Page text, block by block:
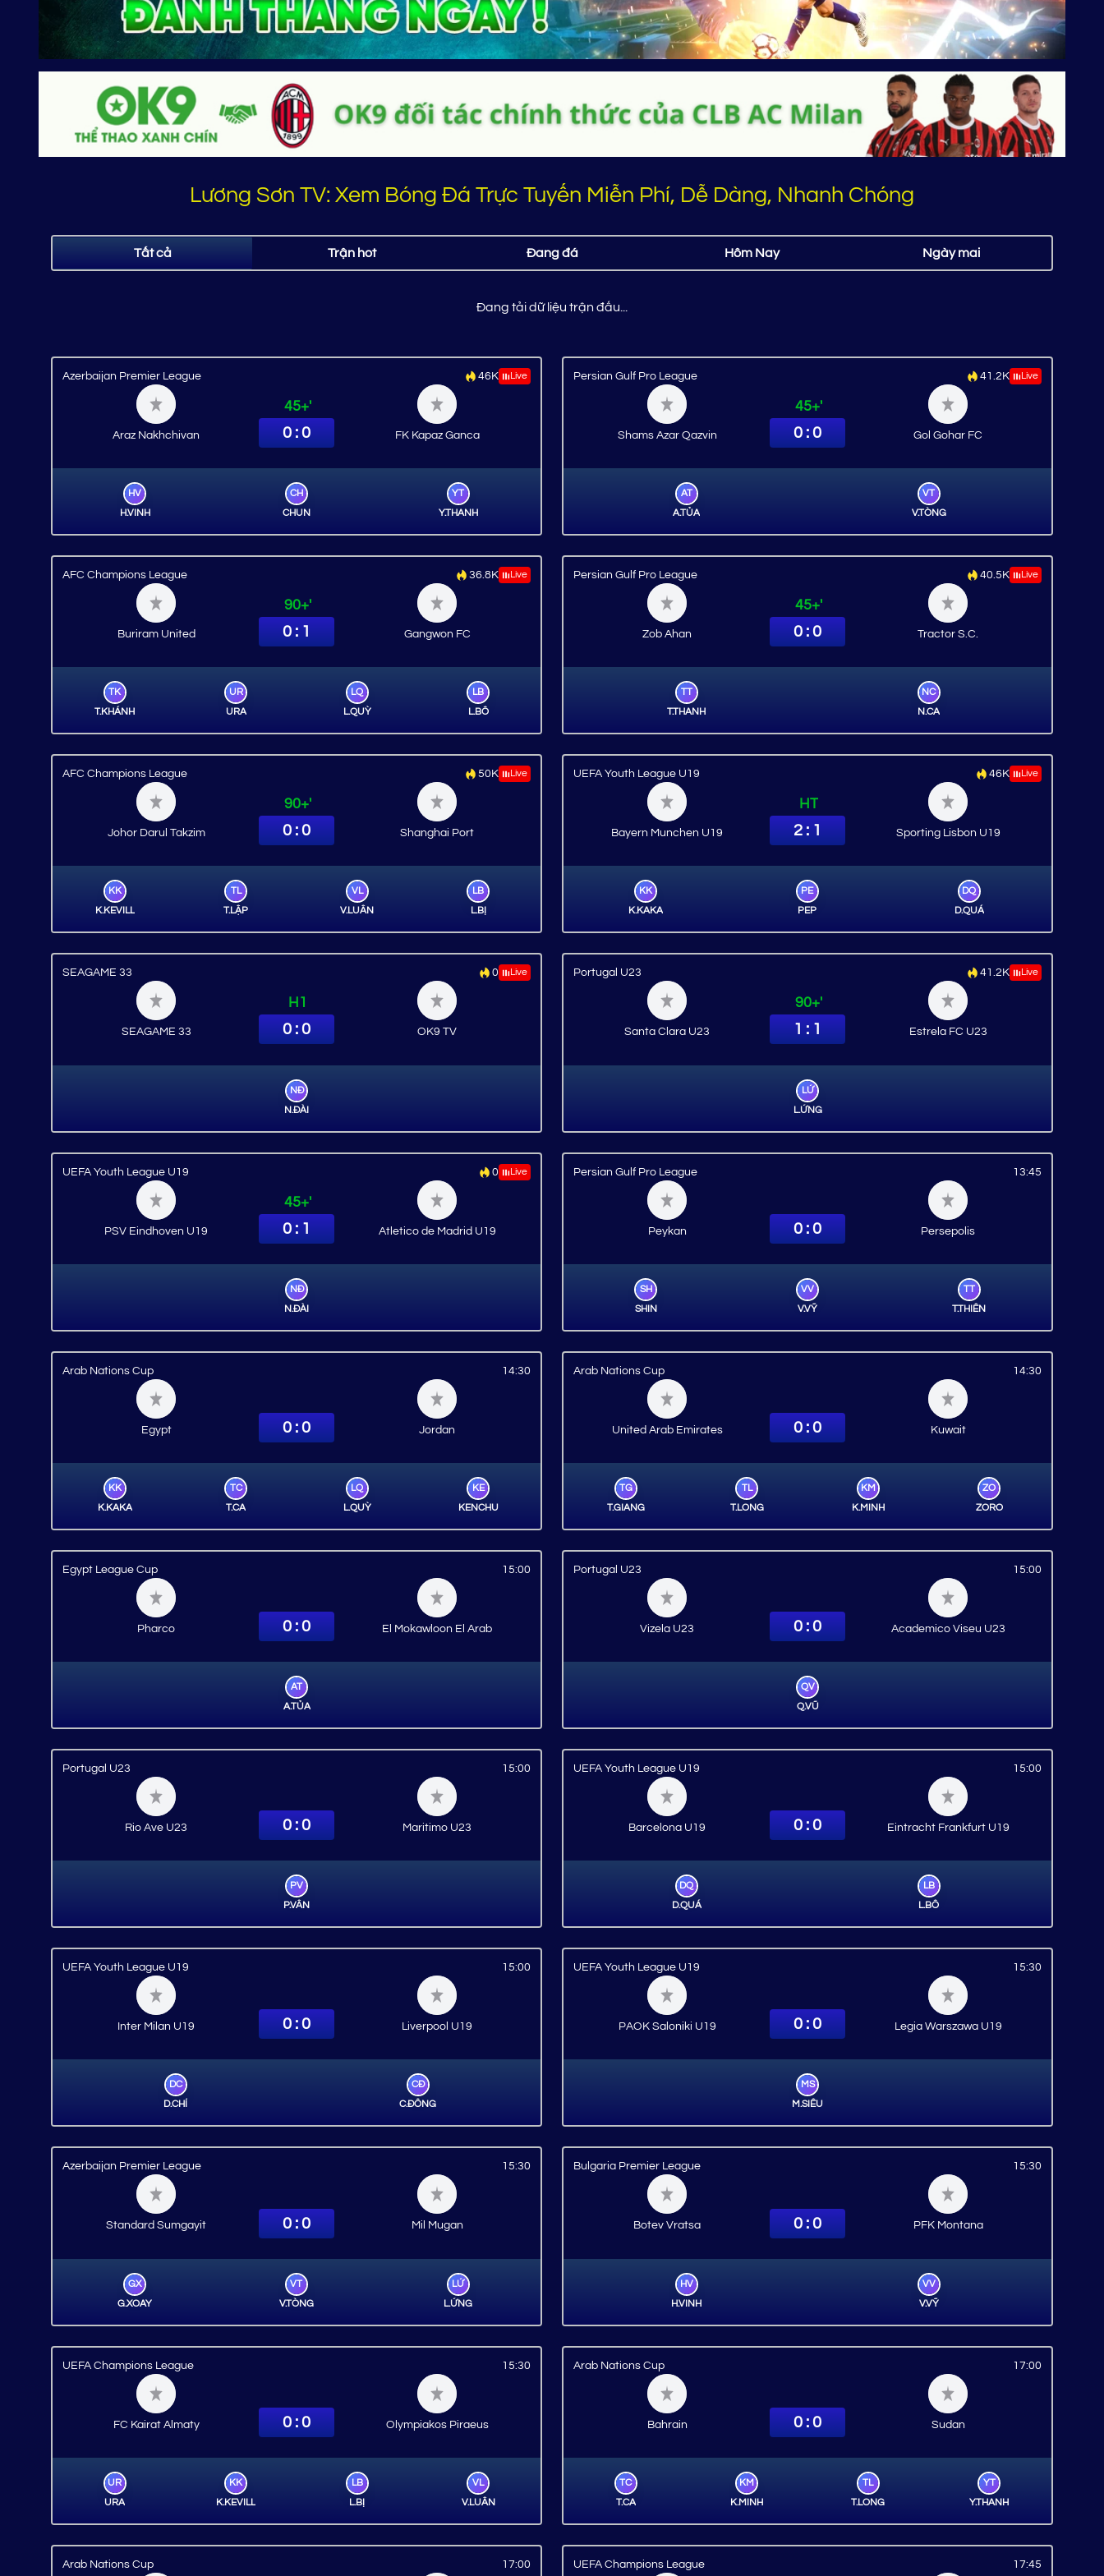
Lương Sơn TV: Xem Bóng Đá Trực Tuyến Miễn Phí, Dễ Dàng, Nhanh Chóng
Tất cả Trận hot Đang đá Hôm Nay Ngày mai
Đang tải dữ liệu trận đấu...
Azerbaijan Premier League 46K Live
Araz Nakhchivan
45+'
0 : 0 FK Kapaz Ganca
HV
H.VINH
CH
CHUN
YT
Y.THANH
Persian Gulf Pro League 41.2K Live
Shams Azar Qazvin
45+'
0 : 0 Gol Gohar FC
AT
A.TỦA
VT
V.TÒNG
AFC Champions League 36.8K Live
Buriram United
90+'
0 : 1 Gangwon FC
TK
T.KHÁNH
UR
URA
LQ
L.QUỲ
LB
L.BỐ
Persian Gulf Pro League 40.5K Live
Zob Ahan
45+'
0 : 0 Tractor S.C.
TT
T.THANH
NC
N.CA
AFC Champions League 50K Live
Johor Darul Takzim
90+'
0 : 0 Shanghai Port
KK
K.KEVILL
TL
T.LẬP
VL
V.LUÂN
LB
L.BỊ
UEFA Youth League U19 46K Live
Bayern Munchen U19
HT
2 : 1 Sporting Lisbon U19
KK
K.KAKA
PE
PEP
DQ
D.QUÁ
SEAGAME 33 0 Live
SEAGAME 33
H1
0 : 0 OK9 TV
NĐ
N.ĐÀI
Portugal U23 41.2K Live
Santa Clara U23
90+'
1 : 1 Estrela FC U23
LỨ
L.ỨNG
UEFA Youth League U19 0 Live
PSV Eindhoven U19
45+'
0 : 1 Atletico de Madrid U19
NĐ
N.ĐÀI
Persian Gulf Pro League 13:45
Peykan 0 : 0 Persepolis
SH
SHIN
VV
V.VỸ
TT
T.THIÊN
Arab Nations Cup 14:30
Egypt 0 : 0 Jordan
KK
K.KAKA
TC
T.CA
LQ
L.QUỲ
KE
KENCHU
Arab Nations Cup 14:30
United Arab Emirates 0 : 0 Kuwait
TG
T.GIANG
TL
T.LONG
KM
K.MINH
ZO
ZORO
Egypt League Cup 15:00
Pharco 0 : 0 El Mokawloon El Arab
AT
A.TỦA
Portugal U23 15:00
Vizela U23 0 : 0 Academico Viseu U23
QV
Q.VŨ
Portugal U23 15:00
Rio Ave U23 0 : 0 Maritimo U23
PV
P.VÂN
UEFA Youth League U19 15:00
Barcelona U19 0 : 0 Eintracht Frankfurt U19
DQ
D.QUÁ
LB
L.BỐ
UEFA Youth League U19 15:00
Inter Milan U19 0 : 0 Liverpool U19
DC
D.CHÍ
CĐ
C.ĐỒNG
UEFA Youth League U19 15:30
PAOK Saloniki U19 0 : 0 Legia Warszawa U19
MS
M.SIÊU
Azerbaijan Premier League 15:30
Standard Sumgayit 0 : 0 Mil Mugan
GX
G.XOAY
VT
V.TÒNG
LỨ
L.ỨNG
Bulgaria Premier League 15:30
Botev Vratsa 0 : 0 PFK Montana
HV
H.VINH
VV
V.VỸ
UEFA Champions League 15:30
FC Kairat Almaty 0 : 0 Olympiakos Piraeus
UR
URA
KK
K.KEVILL
LB
L.BỊ
VL
V.LUÂN
Arab Nations Cup 17:00
Bahrain 0 : 0 Sudan
TC
T.CA
KM
K.MINH
TL
T.LONG
YT
Y.THANH
Arab Nations Cup 17:00 UEFA Champions League 17:45